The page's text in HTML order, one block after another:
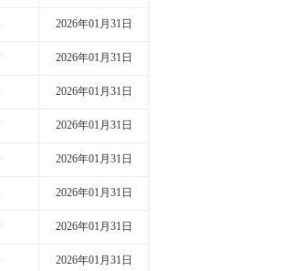
2026年01月31日
2026年01月31日
2026年01月31日
2026年01月31日
2026年01月31日
2026年01月31日
2026年01月31日
2026年01月31日